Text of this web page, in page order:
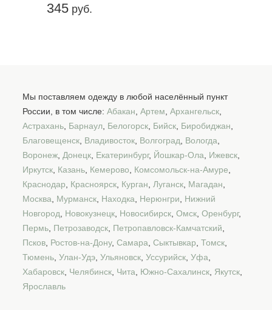
345 руб.
Мы поставляем одежду в любой населённый пункт
России, в том числе: Абакан, Артем, Архангельск,
Астрахань, Барнаул, Белогорск, Бийск, Биробиджан,
Благовещенск, Владивосток, Волгоград, Вологда,
Воронеж, Донецк, Екатеринбург, Йошкар-Ола, Ижевск,
Иркутск, Казань, Кемерово, Комсомольск-на-Амуре,
Краснодар, Красноярск, Курган, Луганск, Магадан,
Москва, Мурманск, Находка, Нерюнгри, Нижний
Новгород, Новокузнецк, Новосибирск, Омск, Оренбург,
Пермь, Петрозаводск, Петропавловск-Камчатский,
Псков, Ростов-на-Дону, Самара, Сыктывкар, Томск,
Тюмень, Улан-Удэ, Ульяновск, Уссурийск, Уфа,
Хабаровск, Челябинск, Чита, Южно-Сахалинск, Якутск,
Ярославль